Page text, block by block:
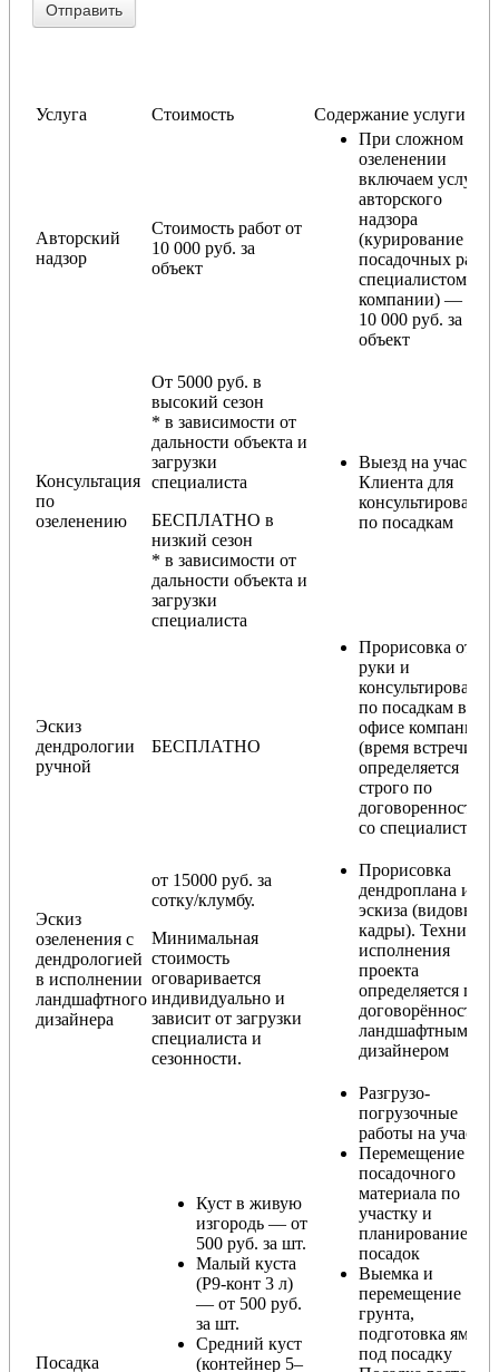
Услуга Стоимость Содержание услуги
Авторский
надзор
Стоимость работ от
10 000 руб. за
объект
При сложном
озеленении
включаем услугу
авторского
надзора
(курирование
посадочных работ
специалистом
компании) — от
10 000 руб. за
объект
Консультация
по
озеленению
От 5000 руб. в
высокий сезон
* в зависимости от
дальности объекта и
загрузки
специалиста
БЕСПЛАТНО в
низкий сезон
* в зависимости от
дальности объекта и
загрузки
специалиста
Выезд на участок
Клиента для
консультирования
по посадкам
Эскиз
дендрологии
ручной
БЕСПЛАТНО
Прорисовка от
руки и
консультирование
по посадкам в
офисе компании
(время встречи
определяется
строго по
договоренности
со специалистом)
Эскиз
озеленения с
дендрологией
в исполнении
ландшафтного
дизайнера
от 15000 руб. за
сотку/клумбу.
Минимальная
стоимость
оговаривается
индивидуально и
зависит от загрузки
специалиста и
сезонности.
Прорисовка
дендроплана и
эскиза (видовые
кадры). Техника
исполнения
проекта
определяется по
договорённости с
ландшафтным
дизайнером
Посадка
Куст в живую
изгородь — от
500 руб. за шт.
Малый куста
(Р9-конт 3 л)
— от 500 руб.
за шт.
Средний куст
(контейнер 5–
Разгрузо-
погрузочные
работы на участке
Перемещение
посадочного
материала по
участку и
планирование
посадок
Выемка и
перемещение
грунта,
подготовка ямы
под посадку